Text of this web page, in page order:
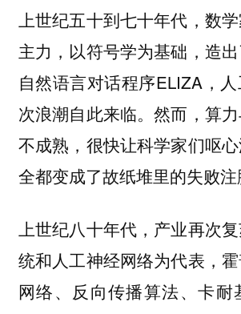
上世纪五十到七十年代，数
主力，以符号学为基础，造
自然语言对话程序ELIZA，
次浪潮自此来临。然而，算
不成熟，很快让科学家们呕心
全都变成了故纸堆里的失败注
上世纪八十年代，产业再次
统和人工神经网络为代表，
网络、反向传播算法、卡耐